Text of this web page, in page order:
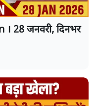
28 जनवरी, दिनभर